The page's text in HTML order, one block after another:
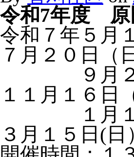
令和7年度 原
令和７年５
７月２０日（
９月２１
１１月１６日
１月１８
３月１５日(日